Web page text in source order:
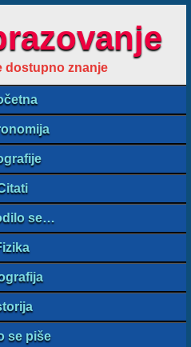
dostupno znanje
se…
se piše